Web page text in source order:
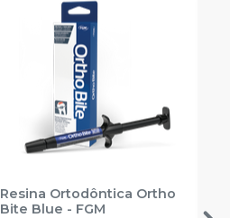
Resina Ortodôntica Ortho
Bite Blue - FGM